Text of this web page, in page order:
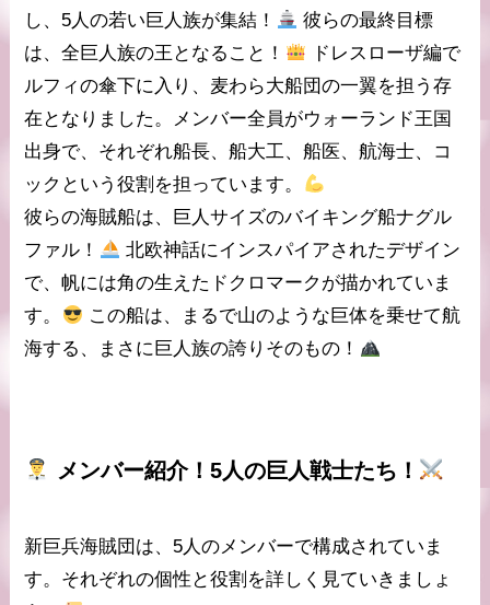
し、5人の若い巨人族が集結！
彼らの最終目標
は、全巨人族の王 となること！
ドレスローザ編で
ルフィの傘下に入り、 麦わら大船団の一翼を担う存
在となりました。メンバー全員がウォーランド王国
出身で、それぞれ船長、船大工、船医、航海士、コ
ックという役割を担っています。
彼らの海賊船は、巨人サイズのバイキング船ナグル
ファル ！
北欧神話にインスパイアされたデザイン
で、帆には角の生えたドクロマークが描かれていま
す。
この船は、まるで山のような巨体を乗せて航
海する、まさに巨人族の誇り そのもの！
メンバー紹介！5人の巨人戦士たち！
新巨兵海賊団は、 5人のメンバーで構成されていま
す。それぞれの個性と役割を詳しく見ていきましょ